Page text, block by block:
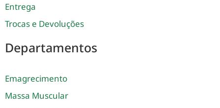
Entrega
Trocas e Devoluções
Departamentos
Emagrecimento
Massa Muscular